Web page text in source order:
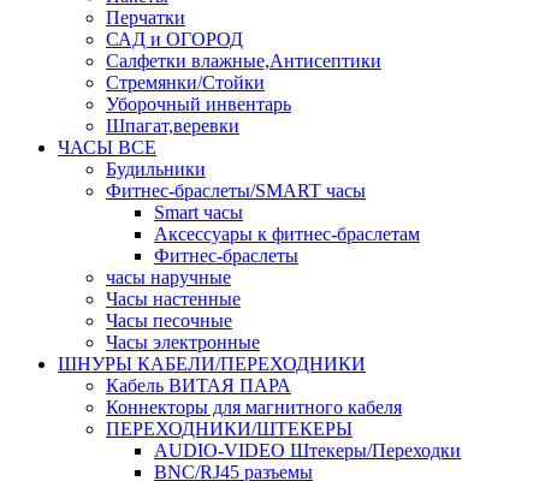
Перчатки
САД и ОГОРОД
Салфетки влажные,Антисептики
Стремянки/Стойки
Уборочный инвентарь
Шпагат,веревки
ЧАСЫ ВСЕ
Будильники
Фитнес-браслеты/SMART часы
Smart часы
Аксессуары к фитнес-браслетам
Фитнес-браслеты
часы наручные
Часы настенные
Часы песочные
Часы электронные
ШНУРЫ КАБЕЛИ/ПЕРЕХОДНИКИ
Кабель ВИТАЯ ПАРА
Коннекторы для магнитного кабеля
ПЕРЕХОДНИКИ/ШТЕКЕРЫ
AUDIO-VIDEO Штекеры/Переходки
BNC/RJ45 разъемы